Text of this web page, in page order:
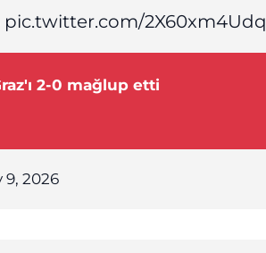
pic.twitter.com/2X60xm4Udq
2-0 mağlup etti
9, 2026